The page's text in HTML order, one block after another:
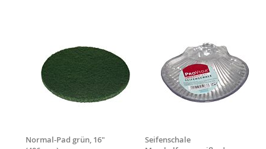
Normal-Pad grün, 16"
Seifenschale